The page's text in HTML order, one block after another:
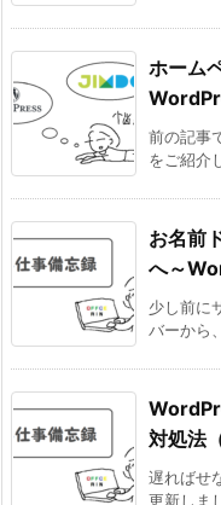
ホーム
前の記事
をご紹介
お名前
へ～
少し前に
バーから
対処法
遅ればせ
更新しま